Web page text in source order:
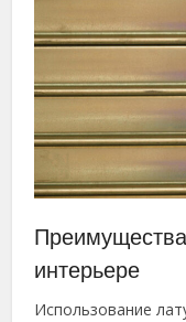
интерьере
Использование